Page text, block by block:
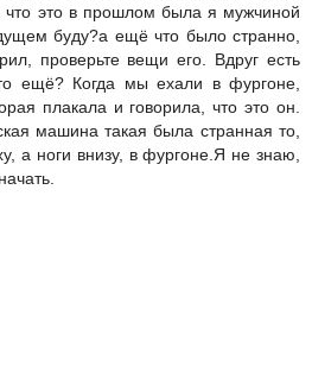
что это в прошлом была я мужчиной
буду?а ещё что было странно,
проверьте вещи его. Вдруг есть
ещё? Когда мы ехали в фургоне,
плакала и говорила, что это он.
машина такая была странная то,
а ноги внизу, в фургоне.Я не знаю,